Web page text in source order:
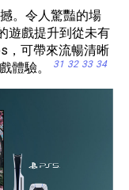
。令人驚豔的場
遊戲提升到從未有
，可帶來流暢清晰
體驗。
31 32 33 34